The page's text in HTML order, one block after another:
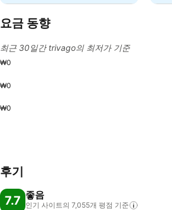
요금 동향
최근 30일간 trivago의 최저가 기준
₩0
₩0
₩0
후기
7.7 좋음
인기 사이트의 7,055개 평점 기준